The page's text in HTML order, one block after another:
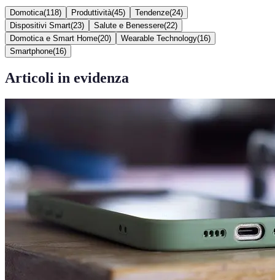
Domotica(118) Produttività(45) Tendenze(24)
Dispositivi Smart(23) Salute e Benessere(22)
Domotica e Smart Home(20) Wearable Technology(16)
Smartphone(16)
Articoli in evidenza